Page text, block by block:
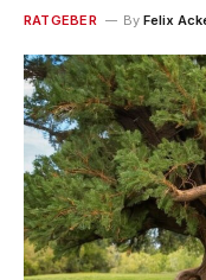
RATGEBER By Felix